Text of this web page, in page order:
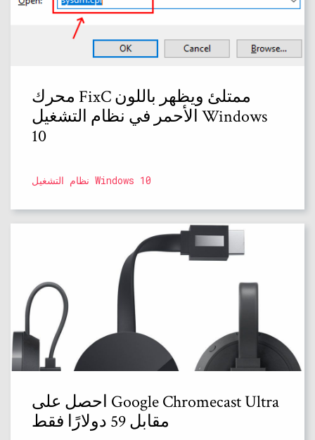
محرك FixC ممتلئ ويظهر باللون
الأحمر في نظام التشغيل Windows
10
نظام التشغيل Windows 10
احصل على Google Chromecast Ultra
مقابل 59 دولارًا فقط